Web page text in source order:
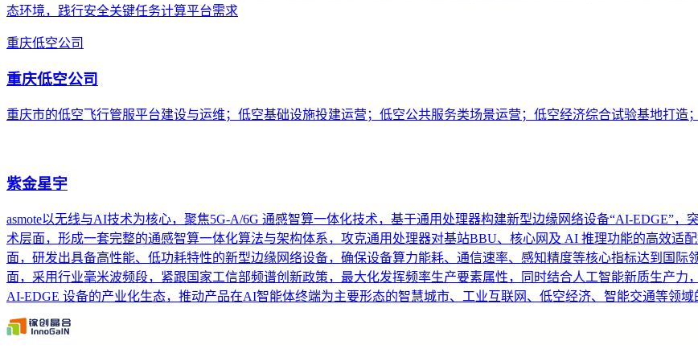
态环境，践行安全关键任务计算平台需求
重庆低空公司
重庆低空公司
重庆市的低空飞行管服平台建设与运维；低空基础设施投建运营；低空公共服务类场景运营；低空经济综合试验基地打造
紫金星宇
asmote以无线与AI技术为核心，聚焦5G-A/6G 通感智算一体化技术，基于通用处理器构建新型边缘网络设备“AI-EDGE”
术层面，形成一套完整的通感智算一体化算法与架构体系，攻克通用处理器对基站BBU、核心网及 AI 推理功能的高效适
面，研发出具备高性能、低功耗特性的新型边缘网络设备，确保设备算力能耗、通信速率、感知精度等核心指标达到国际
面，采用行业毫米波频段，紧跟国家工信部频谱创新政策，最大化发挥频率生产要素属性，同时结合人工智能新质生产
AI-EDGE 设备的产业化生态，推动产品在AI智能体终端为主要形态的智慧城市、工业互联网、低空经济、智能交通等领域